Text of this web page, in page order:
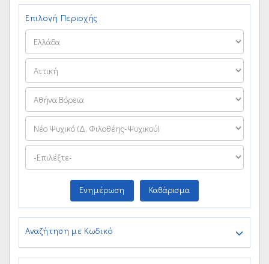
Επιλογή Περιοχής
Ενημέρωση Καθάρισμα
Αναζήτηση με Κωδικό